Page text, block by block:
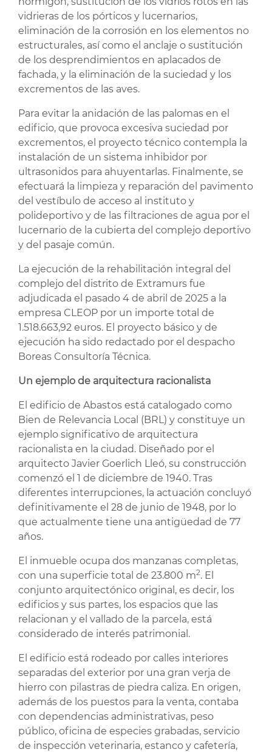
vidrieras de los pórticos y lucernarios,
eliminación de la corrosión en los elementos no
estructurales, así como el anclaje o sustitución
de los desprendimientos en aplacados de
fachada, y la eliminación de la suciedad y los
excrementos de las aves.
Para evitar la anidación de las palomas en el
edificio, que provoca excesiva suciedad por
excrementos, el proyecto técnico contempla la
instalación de un sistema inhibidor por
ultrasonidos para ahuyentarlas. Finalmente, se
efectuará la limpieza y reparación del pavimento
del vestíbulo de acceso al instituto y
polideportivo y de las filtraciones de agua por el
lucernario de la cubierta del complejo deportivo
y del pasaje común.
La ejecución de la rehabilitación integral del
complejo del distrito de Extramurs fue
adjudicada el pasado 4 de abril de 2025 a la
empresa CLEOP por un importe total de
1.518.663,92 euros. El proyecto básico y de
ejecución ha sido redactado por el despacho
Boreas Consultoría Técnica.
Un ejemplo de arquitectura racionalista
El edificio de Abastos está catalogado como
Bien de Relevancia Local (BRL) y constituye un
ejemplo significativo de arquitectura
racionalista en la ciudad. Diseñado por el
arquitecto Javier Goerlich Lleó, su construcción
comenzó el 1 de diciembre de 1940. Tras
diferentes interrupciones, la actuación concluyó
definitivamente el 28 de junio de 1948, por lo
que actualmente tiene una antigüedad de 77
años.
El inmueble ocupa dos manzanas completas,
con una superficie total de 23.800 m2. El
conjunto arquitectónico original, es decir, los
edificios y sus partes, los espacios que las
relacionan y el vallado de la parcela, está
considerado de interés patrimonial.
El edificio está rodeado por calles interiores
separadas del exterior por una gran verja de
hierro con pilastras de piedra caliza. En origen,
además de los puestos para la venta, contaba
con dependencias administrativas, peso
público, oficina de especies grabadas, servicio
de inspección veterinaria, estanco y cafetería,